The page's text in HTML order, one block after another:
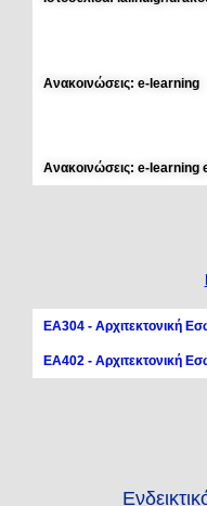
Ανακοινώσεις: e-learning
Ανακοινώσεις: e-learning
ΕΑ304 - Αρχιτεκτονική
ΕΑ402 - Αρχιτεκτονική